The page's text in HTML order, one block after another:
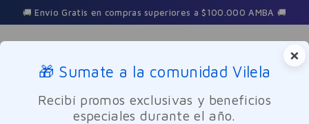
en compras superiores a $100.000 AMBA 🚚
Buscar
×
🎁 Sumate a la comunidad Vilela
Recibí promos exclusivas y beneficios
especiales durante el año.